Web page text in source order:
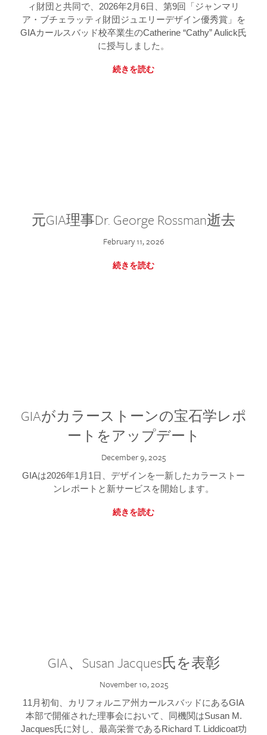
ィ財団と共同で、2026年2月6日、第9回「ジャンマリ
ア・ブチェラッティ財団ジュエリーデザイン優秀賞」を
GIAカールスバッド校卒業生のCatherine “Cathy” Aulick氏
に授与しました。
続きを読む
元GIA理事Dr. George Rossman逝去
February 11, 2026
続きを読む
GIAがカラーストーンの宝石学レポ
ートをアップデート
December 9, 2025
GIAは2026年1月1日、デザインを一新したカラーストー
ンレポートと新サービスを開始します。
続きを読む
GIA、Susan Jacques氏を表彰
November 10, 2025
11月初旬、カリフォルニア州カールスバッドにあるGIA
本部で開催された理事会において、同機関はSusan M.
Jacques氏に対し、最高栄誉であるRichard T. Liddicoat功